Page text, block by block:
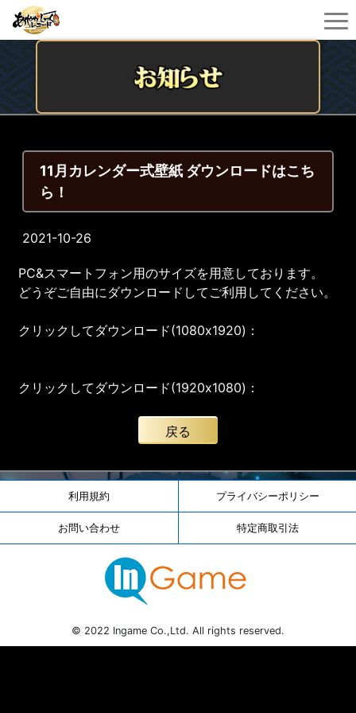
11月カレンダー式壁紙 ダウンロードはこち
ら！
2021-10-26
PC&スマートフォン用のサイズを用意しております。
どうぞご自由にダウンロードしてご利用してください。
クリックしてダウンロード(1080x1920)：
クリックしてダウンロード(1920x1080)：
戻る
利用規約 プライバシーポリシー
お問い合わせ 特定商取引法
© 2022 Ingame Co.,Ltd. All rights reserved.